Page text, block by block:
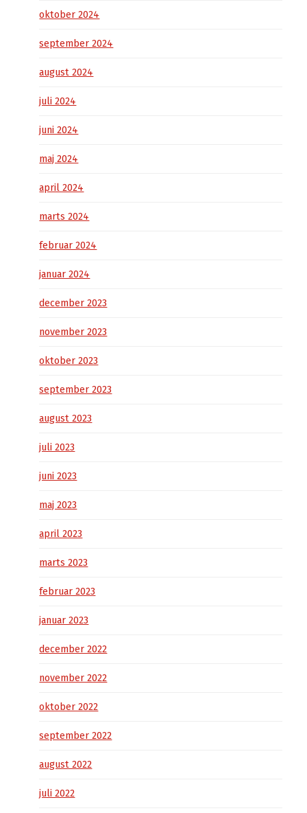
oktober 2024
september 2024
august 2024
juli 2024
juni 2024
maj 2024
april 2024
marts 2024
februar 2024
januar 2024
december 2023
november 2023
oktober 2023
september 2023
august 2023
juli 2023
juni 2023
maj 2023
april 2023
marts 2023
februar 2023
januar 2023
december 2022
november 2022
oktober 2022
september 2022
august 2022
juli 2022